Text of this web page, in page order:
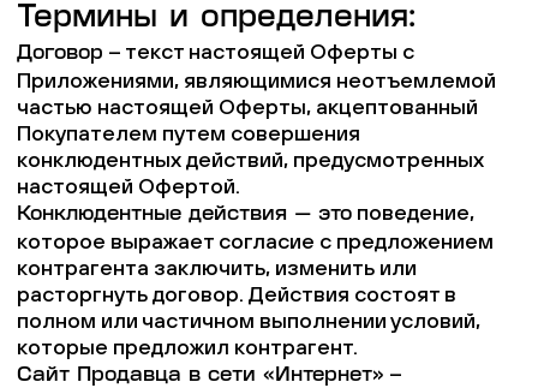
Термины и определения:
Договор – текст настоящей Оферты с
Приложениями, являющимися неотъемлемой
частью настоящей Оферты, акцептованный
Покупателем путем совершения
конклюдентных действий, предусмотренных
настоящей Офертой.
Конклюдентные действия — этоповедение,
которое выражает согласие с предложением
контрагента заключить, изменить или
расторгнуть договор. Действия состоят в
полном или частичном выполнении условий,
которые предложил контрагент.
Сайт Продавца в сети «Интернет» –